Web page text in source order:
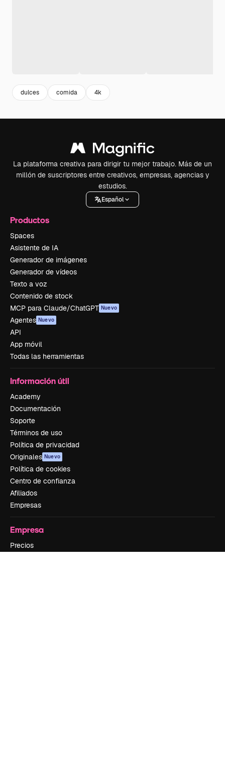
dulces comida 4k
La plataforma creativa para dirigir tu mejor trabajo. Más de un
millón de suscriptores entre creativos, empresas, agencias y
estudios.
Español
Productos
Spaces
Asistente de IA
Generador de imágenes
Generador de vídeos
Texto a voz
Contenido de stock
MCP para Claude/ChatGPT Nuevo
Agentes Nuevo
API
App móvil
Todas las herramientas
Información útil
Academy
Documentación
Soporte
Términos de uso
Política de privacidad
Originales Nuevo
Política de cookies
Centro de confianza
Afiliados
Empresas
Empresa
Precios